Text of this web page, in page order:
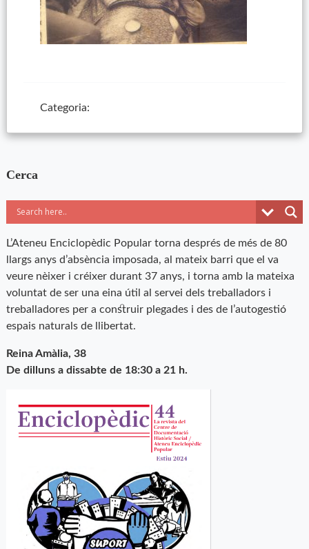
Categoria:
Cerca
L’Ateneu Enciclopèdic Popular torna després de més de 80
llargs anys d’absència imposada, al mateix barri que el va
veure nèixer i créixer durant 37 anys, i torna amb la mateixa
voluntat de ser una eina útil al servei dels treballadors i
treballadores per a construir plegades i des de l’autogestió
espais naturals de llibertat.
Reina Amàlia, 38
De dilluns a dissabte de 18:30 a 21 h.